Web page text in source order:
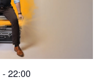
-22:00